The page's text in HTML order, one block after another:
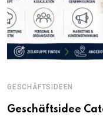
GESCHÄFTSIDEEN
Geschäftsidee